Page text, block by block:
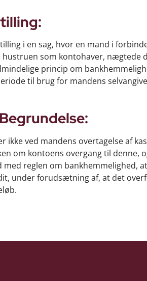
i en sag, hvor en mand i
som kontohaver, nægtede
princip om
til brug for mandens
ikke ved mandens overtagelse af
om kontoens overgang til denne,
reglen om bankhemmelighed,
under forudsætning af, at det